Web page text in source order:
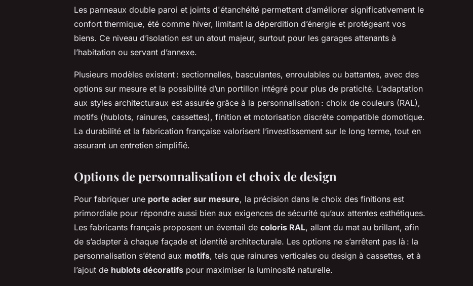
Les panneaux double paroi et joints d'étanchéité permettent d’améliorer significativement le
confort thermique, été comme hiver, limitant la déperdition d’énergie et protégeant vos
biens. Ce niveau d’isolation est un atout majeur, surtout pour les garages attenants à
l’habitation ou servant d’annexe.
Plusieurs modèles existent : sectionnelles, basculantes, enroulables ou battantes, avec des
options sur mesure et la possibilité d’un portillon intégré pour plus de praticité. L’adaptation
aux styles architecturaux est assurée grâce à la personnalisation : choix de couleurs (RAL),
motifs (hublots, rainures, cassettes), finition et motorisation discrète compatible domotique.
La durabilité et la fabrication française valorisent l’investissement sur le long terme, tout en
assurant un entretien simplifié.
Options de personnalisation et choix de design
Pour fabriquer une porte acier sur mesure, la précision dans le choix des finitions est
primordiale pour répondre aussi bien aux exigences de sécurité qu’aux attentes esthétiques.
Les fabricants français proposent un éventail de coloris RAL, allant du mat au brillant, afin
de s’adapter à chaque façade et identité architecturale. Les options ne s’arrêtent pas là : la
personnalisation s’étend aux motifs, tels que rainures verticales ou design à cassettes, et à
l’ajout de hublots décoratifs pour maximiser la luminosité naturelle.